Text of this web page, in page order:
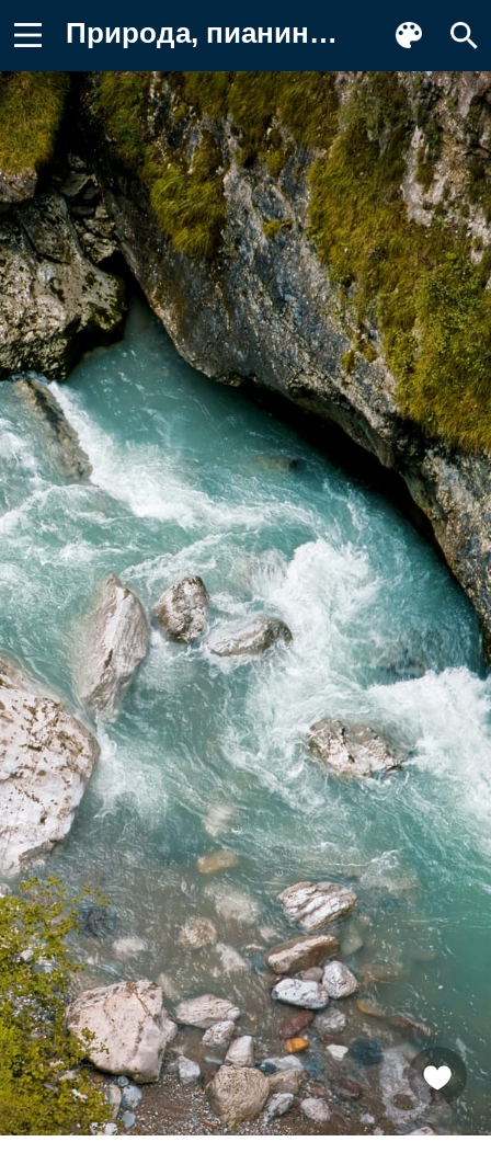
Природа, пианино нью-эйдж, вода Фон для телефона